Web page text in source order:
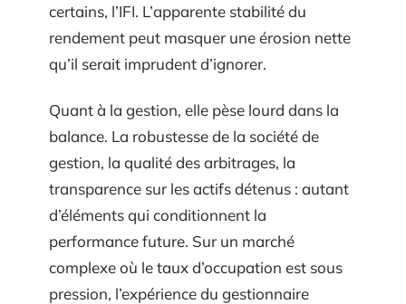
certains, l’IFI. L’apparente stabilité du
rendement peut masquer une érosion nette
qu’il serait imprudent d’ignorer.
Quant à la gestion, elle pèse lourd dans la
balance. La robustesse de la société de
gestion, la qualité des arbitrages, la
transparence sur les actifs détenus : autant
d’éléments qui conditionnent la
performance future. Sur un marché
complexe où le taux d’occupation est sous
pression, l’expérience du gestionnaire